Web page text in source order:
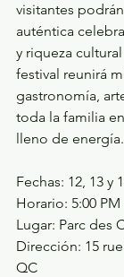
visitantes
auténtica
y riqueza
festival reunirá
gastronomía,
toda la familia
lleno de energía.
Fechas: 12, 13 y
Horario: 5:00 PM
Lugar: Parc des
Dirección: 15
QC